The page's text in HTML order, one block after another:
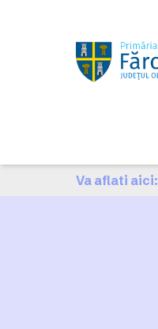
Va aflati aici: